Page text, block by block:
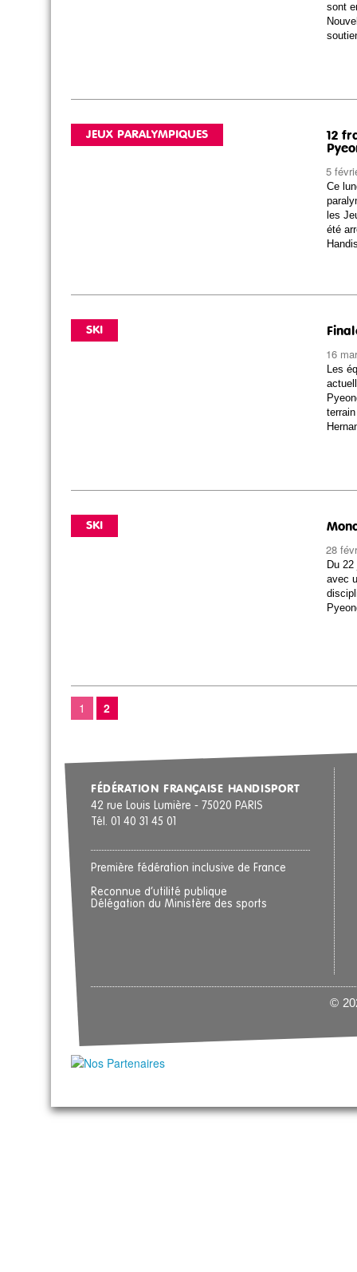
sont
JEUX PARALYMPIQUES
12
5
Ce
les
été
SKI
16
Les
SKI
28
Du
avec
1 2
FÉDÉRATION FRANÇAISE HANDISPORT
42 rue Louis Lumière - 75020 PARIS
Tél. 01 40 31 45 01
Première fédération inclusive de France
Reconnue d’utilité publique
Délégation du Ministère des sports
©